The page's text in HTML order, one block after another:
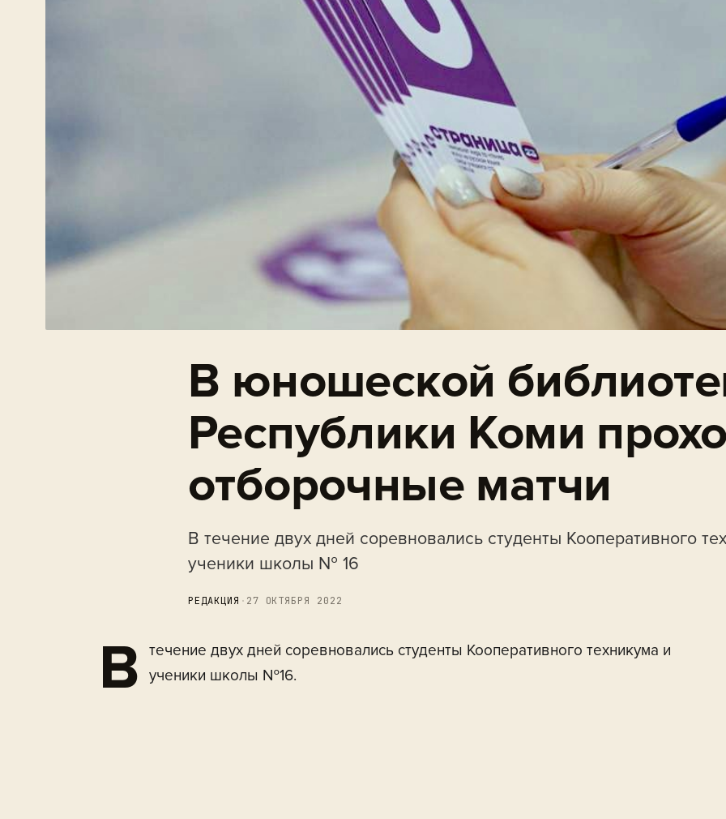
В юношеской
Республики Коми
отборочные матчи
В течение двух дней соревновались студенты Кооперативного
ученики школы № 16
РЕДАКЦИЯ · 27 ОКТЯБРЯ 2022
В
течение двух дней соревновались студенты Кооперативного техникума и
ученики школы №16.